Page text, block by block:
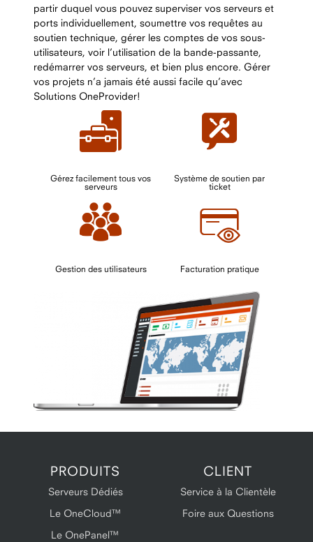
partir duquel vous pouvez superviser vos serveurs et
ports individuellement, soumettre vos requêtes au
soutien technique, gérer les comptes de vos sous-
utilisateurs, voir l’utilisation de la bande-passante,
redémarrer vos serveurs, et bien plus encore. Gérer
vos projets n’a jamais été aussi facile qu’avec
Solutions OneProvider!
Gérez facilement tous vos
serveurs
Système de soutien par
ticket
Gestion des utilisateurs Facturation pratique
PRODUITS
Serveurs Dédiés
Le OneCloud™
Le OnePanel™
CLIENT
Service à la Clientèle
Foire aux Questions